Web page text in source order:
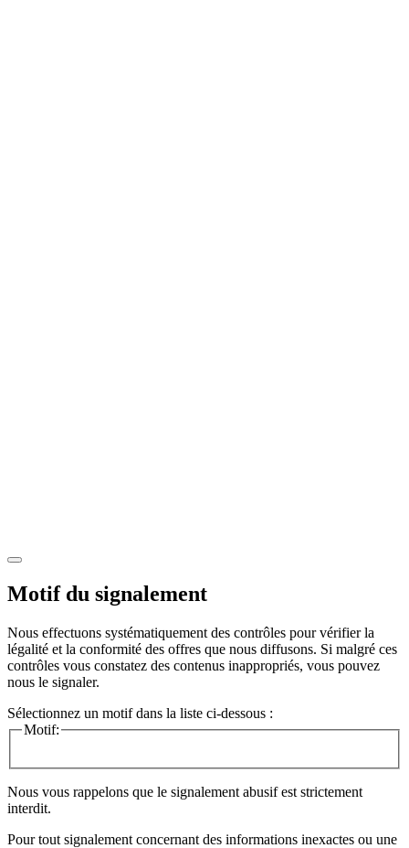
Motif du signalement
Nous effectuons systématiquement des contrôles pour vérifier la
légalité et la conformité des offres que nous diffusons. Si malgré ces
contrôles vous constatez des contenus inappropriés, vous pouvez
nous le signaler.
Sélectionnez un motif dans la liste ci-dessous :
Motif:
Nous vous rappelons que le signalement abusif est strictement
interdit.
Pour tout signalement concernant des informations inexactes ou une